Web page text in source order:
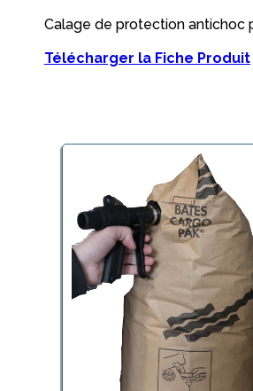
Calage de protection antichoc
Télécharger la Fiche Produit